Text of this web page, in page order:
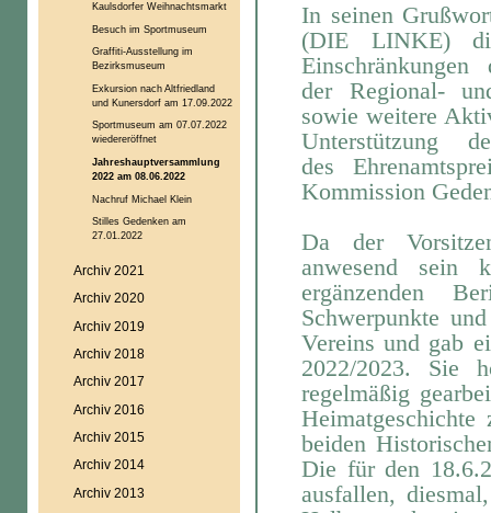
In seinen
(DIE LINKE)
der Regional-
sowie weitere
Unterstützung
des
Kommission
Da der
anwesend sein
ergänzenden
Schwerpunkte
Vereins und gab
2022/2023. Sie
regelmäßig
beiden
Die für den
ausfallen,
Kaulsdorfer Weihnachtsmarkt
Besuch im Sportmuseum
Graffiti-Ausstellung im
Bezirksmuseum
Exkursion nach Altfriedland
und Kunersdorf am 17.09.2022
Sportmuseum am 07.07.2022
wiedereröffnet
Jahreshauptversammlung
2022 am 08.06.2022
Nachruf Michael Klein
Stilles Gedenken am
27.01.2022
Archiv 2021
Archiv 2020
Archiv 2019
Archiv 2018
Archiv 2017
Archiv 2016
Archiv 2015
Archiv 2014
Archiv 2013